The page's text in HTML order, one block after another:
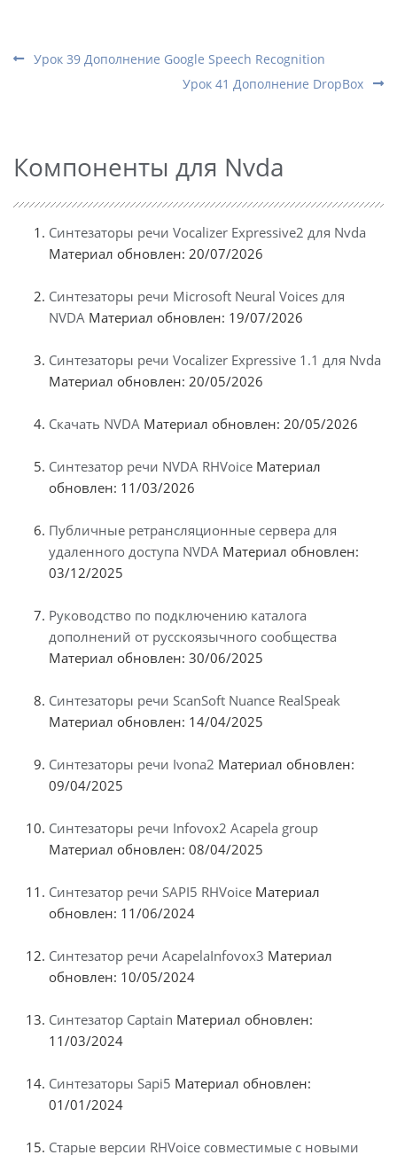
Урок 39 Дополнение Google Speech Recognition
Урок 41 Дополнение DropBox
Компоненты для Nvda
Синтезаторы речи Vocalizer Expressive2 для Nvda
Материал обновлен: 20/07/2026
Синтезаторы речи Microsoft Neural Voices для
NVDA Материал обновлен: 19/07/2026
Синтезаторы речи Vocalizer Expressive 1.1 для Nvda
Материал обновлен: 20/05/2026
Скачать NVDA Материал обновлен: 20/05/2026
Синтезатор речи NVDA RHVoice Материал
обновлен: 11/03/2026
Публичные ретрансляционные сервера для
удаленного доступа NVDA Материал обновлен:
03/12/2025
Руководство по подключению каталога
дополнений от русскоязычного сообщества
Материал обновлен: 30/06/2025
Синтезаторы речи ScanSoft Nuance RealSpeak
Материал обновлен: 14/04/2025
Синтезаторы речи Ivona2 Материал обновлен:
09/04/2025
Синтезаторы речи Infovox2 Acapela group
Материал обновлен: 08/04/2025
Синтезатор речи SAPI5 RHVoice Материал
обновлен: 11/06/2024
Синтезатор речи AcapelaInfovox3 Материал
обновлен: 10/05/2024
Синтезатор Captain Материал обновлен:
11/03/2024
Синтезаторы Sapi5 Материал обновлен:
01/01/2024
Старые версии RHVoice совместимые с новыми